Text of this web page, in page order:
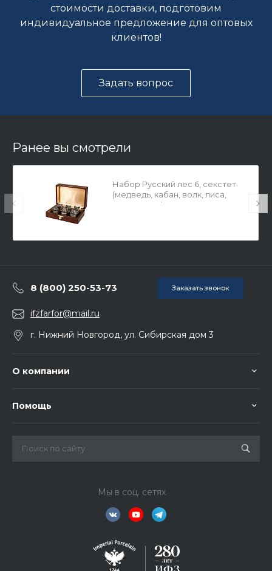
стоимости доставки, подготовим
индивидуальное предложение для оптовых
клиентов!
Задать вопрос
Ранее вы смотрели
Набор Русский лес 6, секстет
(медведь, кабан, волк, лиса,
олень, сова) арт. 21.00108.88
8 (800) 250-53-73 Заказать звонок
ifzfarfor@mail.ru
г. Нижний Новгород, ул. Сибирская дом 3
О компании
Помощь
Мы в соц. сетях